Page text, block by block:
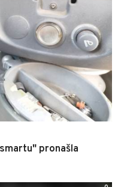
pronašla